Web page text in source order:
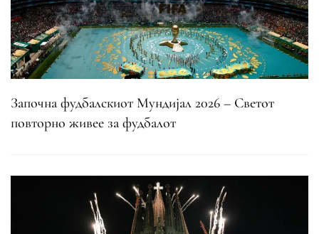
Започна фудбалскиот Мундијал 2026 – Светот
повторно живее за фудбалот